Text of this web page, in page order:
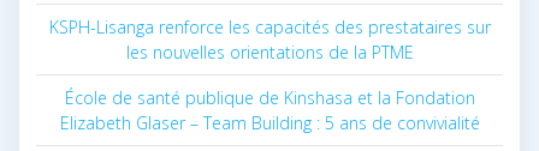
KSPH-Lisanga renforce les capacités des prestataires sur
les nouvelles orientations de la PTME
École de santé publique de Kinshasa et la Fondation
Elizabeth Glaser – Team Building : 5 ans de convivialité